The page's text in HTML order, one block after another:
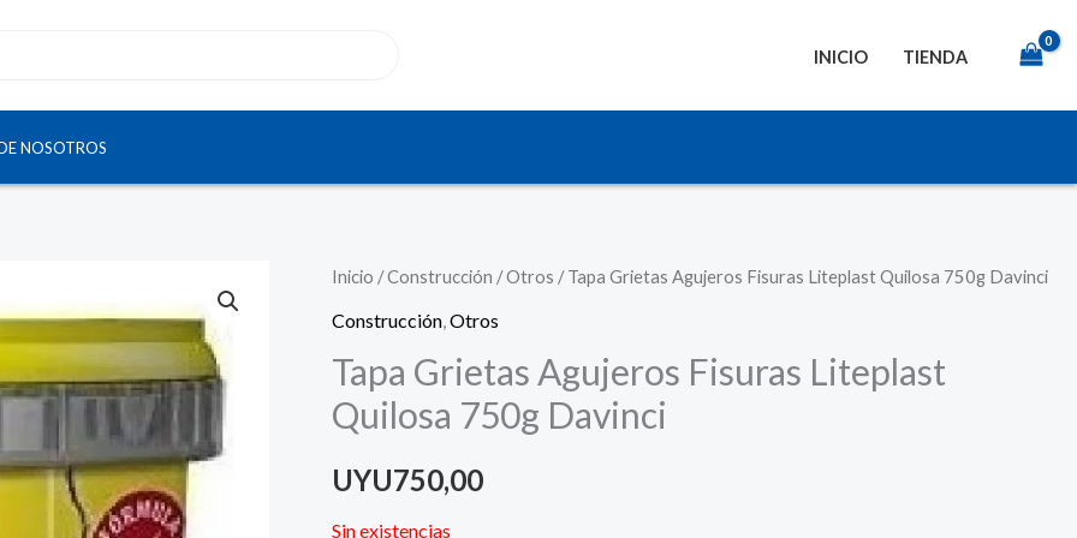
INICIO TIENDA
NOSOTROS
Inicio /Construcción /Otros / Tapa Grietas Agujeros Fisuras Liteplast Quilosa 750g Davinci
Construcción ,Otros
Tapa Grietas Agujeros Fisuras Liteplast
Quilosa 750g Davinci
UYU750,00
Sin existencias